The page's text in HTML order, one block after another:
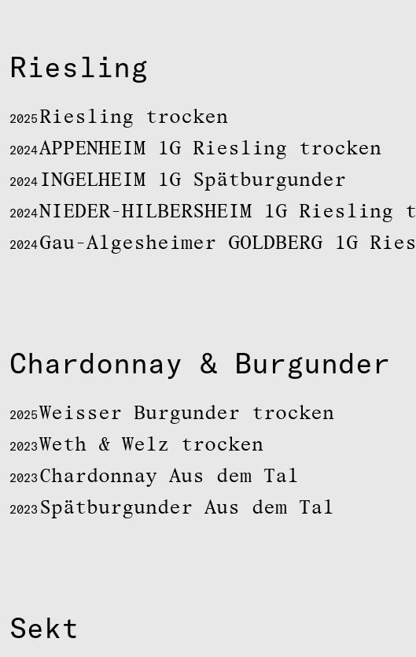
Riesling
2025 Riesling trocken
2024APPENHEIM 1G Riesling trocken
2024 INGELHEIM 1G Spätburgunder
2024NIEDER-HILBERSHEIM 1G Riesling
2024Gau-Algesheimer GOLDBERG 1G
Chardonnay & Burgunder
2025Weisser Burgunder trocken
2023Weth & Welz trocken
2023 Chardonnay Aus dem Tal
2023 Spätburgunder Aus dem Tal
Sekt